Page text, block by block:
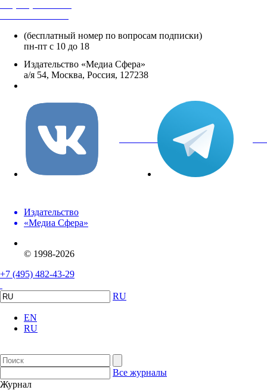
(бесплатный номер по вопросам подписки)
пн-пт с 10 до 18
Издательство «Медиа Сфера»
а/я 54, Москва, Россия, 127238
вКонтакте
Издательство
«Медиа Сфера»
© 1998-2026
+7 (495) 482-43-29
RU
EN
RU
Все журналы
Журнал